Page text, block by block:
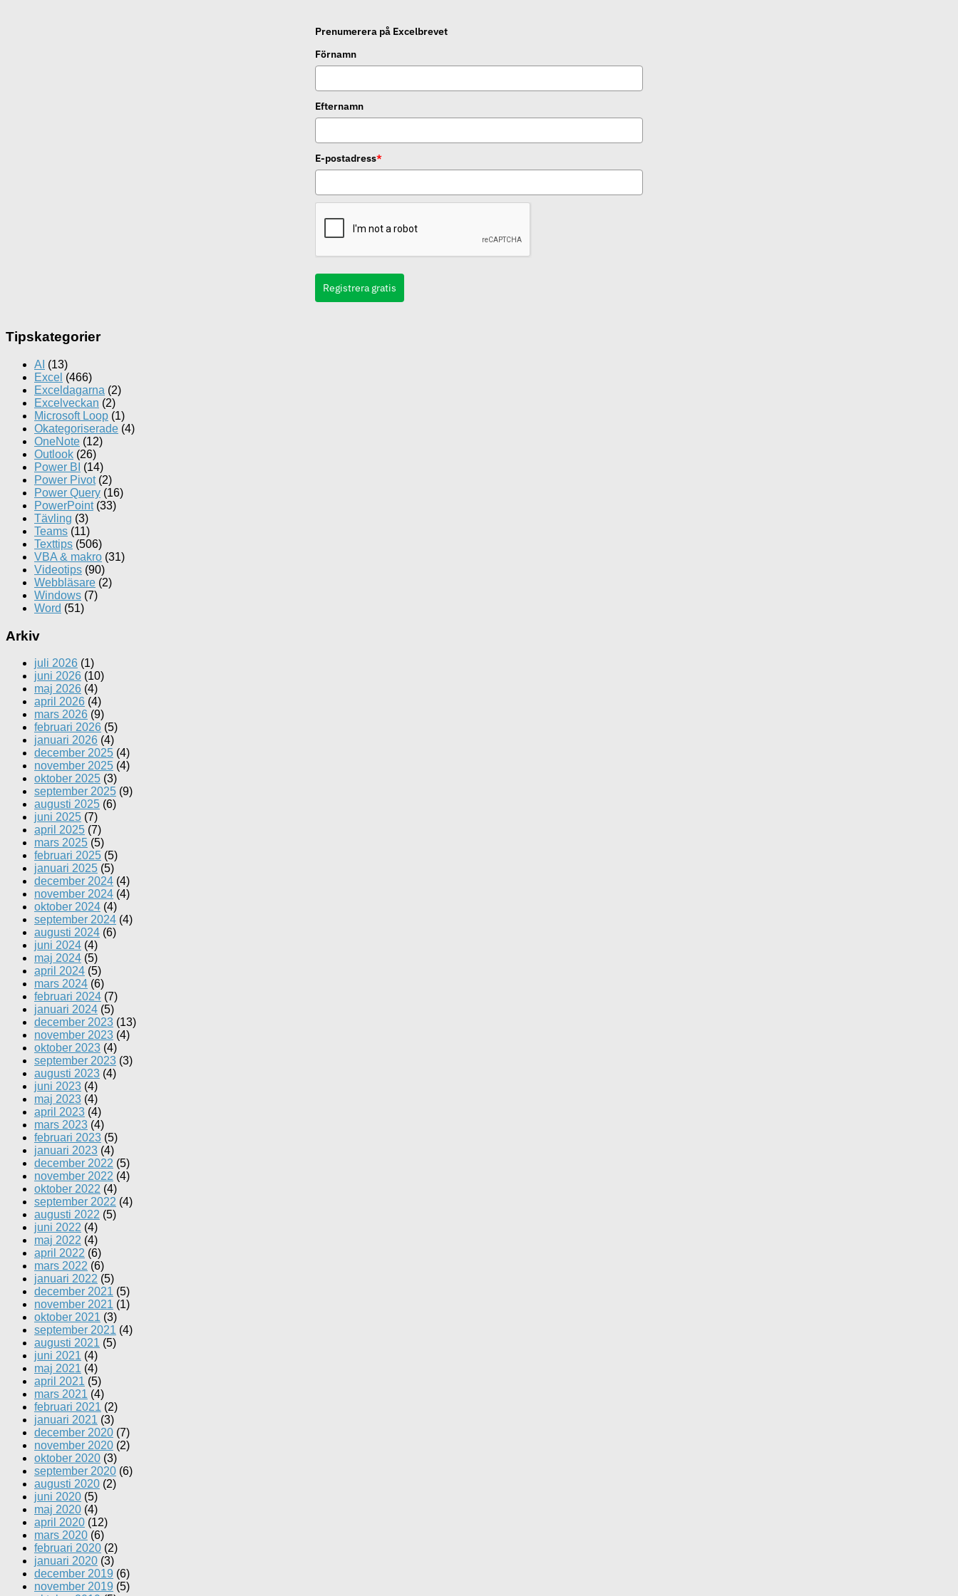
Prenumerera på Excelbrevet
Förnamn
Efternamn
E-postadress*
Registrera gratis
Tipskategorier
AI (13)
Excel (466)
Exceldagarna (2)
Excelveckan (2)
Microsoft Loop (1)
Okategoriserade (4)
OneNote (12)
Outlook (26)
Power BI (14)
Power Pivot(2)
Power Query (16)
PowerPoint(33)
Tävling (3)
Teams (11)
Texttips (506)
VBA & makro (31)
Videotips (90)
Webbläsare (2)
Windows (7)
Word (51)
Arkiv
juli 2026 (1)
juni 2026 (10)
maj 2026 (4)
april 2026 (4)
mars 2026 (9)
februari 2026 (5)
januari 2026 (4)
december 2025 (4)
november 2025 (4)
oktober 2025 (3)
september 2025 (9)
augusti 2025 (6)
juni 2025 (7)
april 2025 (7)
mars 2025 (5)
februari 2025 (5)
januari 2025 (5)
december 2024 (4)
november 2024 (4)
oktober 2024 (4)
september 2024 (4)
augusti 2024 (6)
juni 2024 (4)
maj 2024 (5)
april 2024 (5)
mars 2024 (6)
februari 2024 (7)
januari 2024 (5)
december 2023 (13)
november 2023 (4)
oktober 2023 (4)
september 2023 (3)
augusti 2023 (4)
juni 2023 (4)
maj 2023 (4)
april 2023 (4)
mars 2023 (4)
februari 2023 (5)
januari 2023 (4)
december 2022 (5)
november 2022 (4)
oktober 2022 (4)
september 2022 (4)
augusti 2022 (5)
juni 2022 (4)
maj 2022 (4)
april 2022 (6)
mars 2022 (6)
januari 2022 (5)
december 2021 (5)
november 2021 (1)
oktober 2021 (3)
september 2021 (4)
augusti 2021 (5)
juni 2021 (4)
maj 2021 (4)
april 2021 (5)
mars 2021 (4)
februari 2021 (2)
januari 2021 (3)
december 2020 (7)
november 2020 (2)
oktober 2020 (3)
september 2020 (6)
augusti 2020 (2)
juni 2020 (5)
maj 2020 (4)
april 2020 (12)
mars 2020 (6)
februari 2020 (2)
januari 2020 (3)
december 2019 (6)
november 2019 (5)